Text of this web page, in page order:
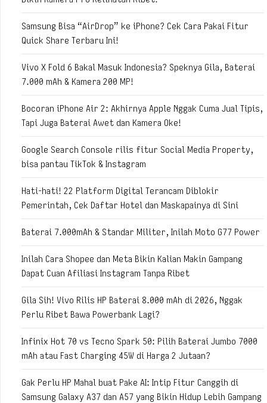
Samsung Bisa “AirDrop” ke iPhone? Cek Cara Pakai Fitur
Quick Share Terbaru Ini!
Vivo X Fold 6 Bakal Masuk Indonesia? Speknya Gila, Baterai
7.000 mAh & Kamera 200 MP!
Bocoran iPhone Air 2: Akhirnya Apple Nggak Cuma Jual Tipis,
Tapi Juga Baterai Awet dan Kamera Oke!
Google Search Console rilis fitur Social Media Property,
bisa pantau TikTok & Instagram
Hati-hati! 22 Platform Digital Terancam Diblokir
Pemerintah, Cek Daftar Hotel dan Maskapainya di Sini
Baterai 7.000mAh & Standar Militer, Inilah Moto G77 Power
Inilah Cara Shopee dan Meta Bikin Kalian Makin Gampang
Dapat Cuan Afiliasi Instagram Tanpa Ribet
Gila Sih! Vivo Rilis HP Baterai 8.000 mAh di 2026, Nggak
Perlu Ribet Bawa Powerbank Lagi?
Infinix Hot 70 vs Tecno Spark 50: Pilih Baterai Jumbo 7000
mAh atau Fast Charging 45W di Harga 2 Jutaan?
Gak Perlu HP Mahal buat Pake AI: Intip Fitur Canggih di
Samsung Galaxy A37 dan A57 yang Bikin Hidup Lebih Gampang